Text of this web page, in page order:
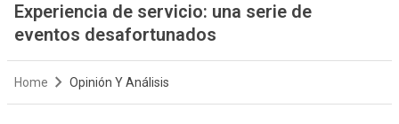
Experiencia de servicio: una serie de
eventos desafortunados
Home Opinión Y Análisis